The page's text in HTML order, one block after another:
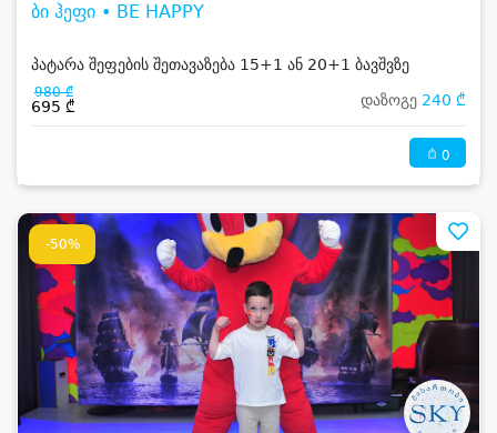
ბი ჰეფი • BE HAPPY
პატარა შეფების შეთავაზება 15+1 ან 20+1 ბავშვზე
980 ₾
695 ₾ დაზოგე 240 ₾
0
-50%